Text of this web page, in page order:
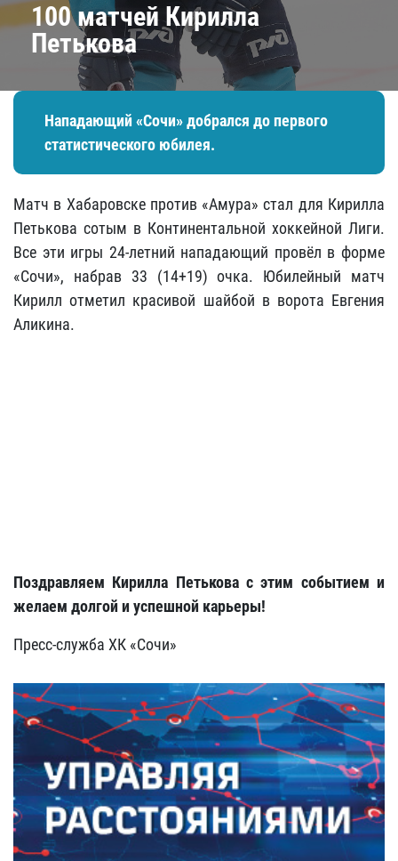
100 матчей Кирилла
Петькова
Нападающий «Сочи» добрался до первого
статистического юбилея.
Матч в Хабаровске против «Амура» стал для Кирилла
Петькова сотым в Континентальной хоккейной Лиги.
Все эти игры 24-летний нападающий провёл в форме
«Сочи», набрав 33 (14+19) очка. Юбилейный матч
Кирилл отметил красивой шайбой в ворота Евгения
Аликина.
Поздравляем Кирилла Петькова с этим событием и
желаем долгой и успешной карьеры!
Пресс-служба ХК «Сочи»